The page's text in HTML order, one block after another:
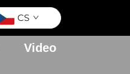
CS
Video